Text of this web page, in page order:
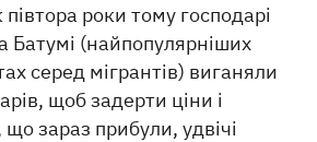
півтора роки тому господарі
Батумі (найпопулярніших
серед мігрантів) виганяли
щоб задерти ціни і
зараз прибули, удвічі